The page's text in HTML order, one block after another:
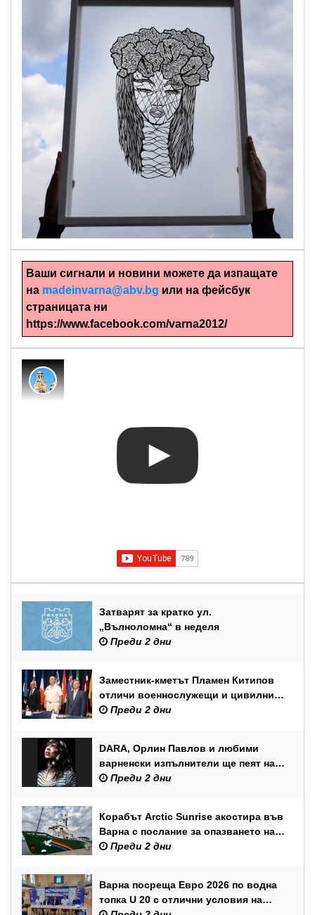
Ръчно изрязани картини
Ваши сигнали и новини можете да изпащате
на madeinvarna@abv.bg или на фейсбук
страницата ни
https://www.facebook.com/varna2012/
Затварят за кратко ул.
„Вълноломна“ в неделя
Преди 2 дни
Заместник-кметът Пламен Китипов
отличи военнослужещи и цивилни
служители по повод Празника на
Преди 2 дни
DARA, Орлин Павлов и любими
варненски изпълнители ще пеят на
празника на Варна
Преди 2 дни
Корабът Arctic Sunrise акостира във
Варна с послание за опазването на
Черно море
Преди 2 дни
Варна посреща Евро 2026 по водна
топка U 20 с отлични условия на